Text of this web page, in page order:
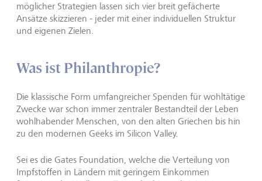
möglicher Strategien lassen sich vier breit gefächerte
Ansätze skizzieren - jeder mit einer individuellen Struktur
und eigenen Zielen.
Was ist Philanthropie?
Die klassische Form umfangreicher Spenden für wohltätige
Zwecke war schon immer zentraler Bestandteil der Leben
wohlhabender Menschen, von den alten Griechen bis hin
zu den modernen Geeks im Silicon Valley.
Sei es die Gates Foundation, welche die Verteilung von
Impfstoffen in Ländern mit geringem Einkommen